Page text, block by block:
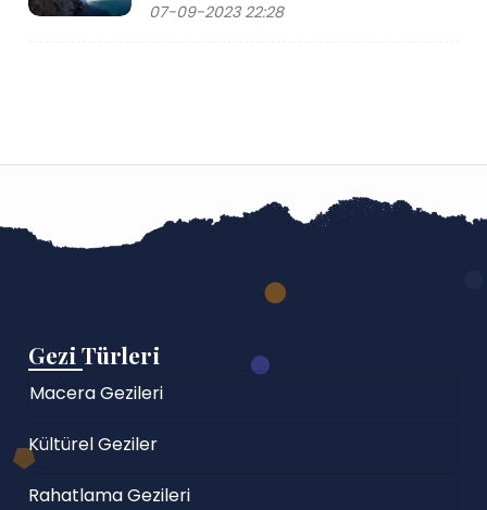
07-09-2023 22:28
Gezi Türleri
Macera Gezileri
Kültürel Geziler
Rahatlama Gezileri